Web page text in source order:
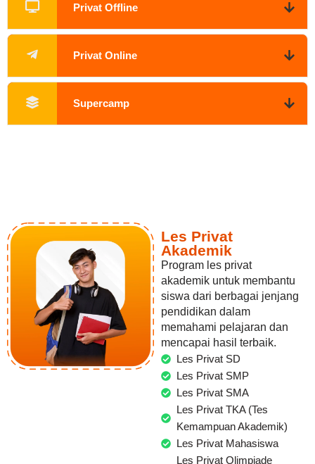
Privat Offline
Privat Online
Supercamp
Les Privat
Akademik
Program les privat
akademik untuk membantu
siswa dari berbagai jenjang
pendidikan dalam
memahami pelajaran dan
mencapai hasil terbaik.
Les Privat SD
Les Privat SMP
Les Privat SMA
Les Privat TKA (Tes
Kemampuan Akademik)
Les Privat Mahasiswa
Les Privat Olimpiade